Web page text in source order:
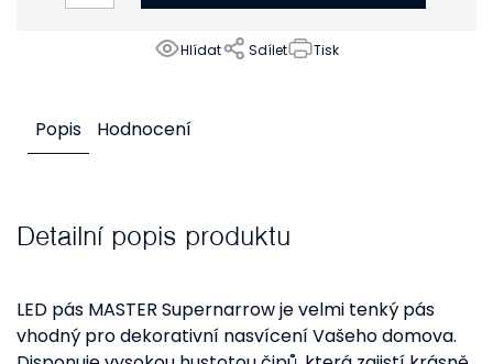
Tisk
Hlídat Sdílet
Popis Hodnocení
Detailní popis produktu
LED pás MASTER Supernarrow je velmi tenký pás
vhodný pro dekorativní nasvícení Vašeho domova.